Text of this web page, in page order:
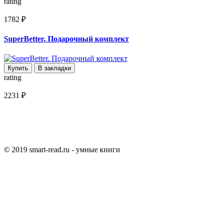
1782 ₽
SuperBetter. Подарочный комплект
Купить В закладки
rating
2231 ₽
© 2019 smart-read.ru - умные книги